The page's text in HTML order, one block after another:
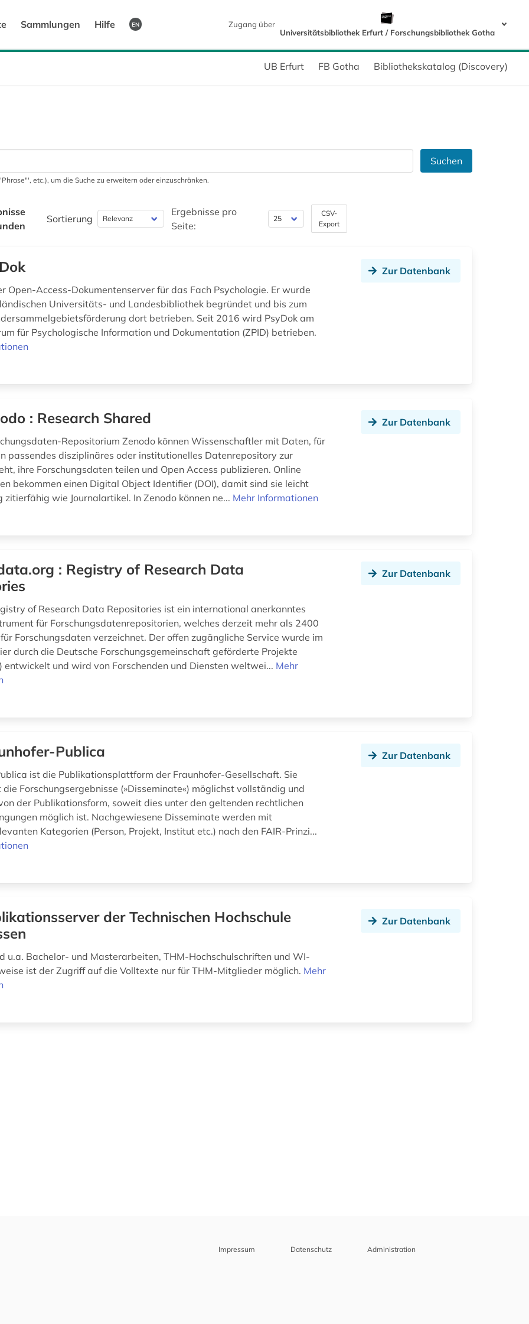
Sammlungen Hilfe EN
Zugang über
Universitätsbibliothek Erfurt / Forschungsbibliothek Gotha
UB Erfurt FB Gotha Bibliothekskatalog (Discovery)
Suchen
etc.), um die Suche zu erweitern oder einzuschränken.
Sortierung
Ergebnisse pro
Seite:
CSV-
Export
Open-Access-Dokumentenserver für das Fach Psychologie. Er wurde
Universitäts- und Landesbibliothek begründet und bis zum
dort betrieben. Seit 2016 wird PsyDok am
für Psychologische Information und Dokumentation (ZPID) betrieben.
Zur Datenbank
: Research Shared
Repositorium Zenodo können Wissenschaftler mit Daten, für
passendes disziplinäres oder institutionelles Datenrepository zur
ihre Forschungsdaten teilen und Open Access publizieren. Online
bekommen einen Digital Object Identifier (DOI), damit sind sie leicht
zitierfähig wie Journalartikel. In Zenodo können ne... Mehr Informationen
Zur Datenbank
: Registry of Research Data
of Research Data Repositories ist ein international anerkanntes
für Forschungsdatenrepositorien, welches derzeit mehr als 2400
Forschungsdaten verzeichnet. Der offen zugängliche Service wurde im
durch die Deutsche Forschungsgemeinschaft geförderte Projekte
und wird von Forschenden und Diensten weltwei... Mehr
Zur Datenbank
Publica
ist die Publikationsplattform der Fraunhofer-Gesellschaft. Sie
Forschungsergebnisse (»Disseminate«) möglichst vollständig und
der Publikationsform, soweit dies unter den geltenden rechtlichen
möglich ist. Nachgewiesene Disseminate werden mit
Kategorien (Person, Projekt, Institut etc.) nach den FAIR-Prinzi...
Zur Datenbank
der Technischen Hochschule
u.a. Bachelor- und Masterarbeiten, THM-Hochschulschriften und WI-
ist der Zugriff auf die Volltexte nur für THM-Mitglieder möglich. Mehr
Zur Datenbank
Impressum Datenschutz Administration